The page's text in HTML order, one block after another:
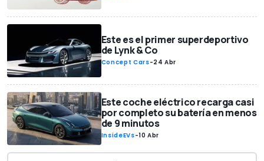
Este es el primer superdeportivo
de Lynk & Co
Concept Cars-24 Abr
Este coche eléctrico recarga casi
por completo su batería en menos
de 9 minutos
InsideEVs-10 Abr